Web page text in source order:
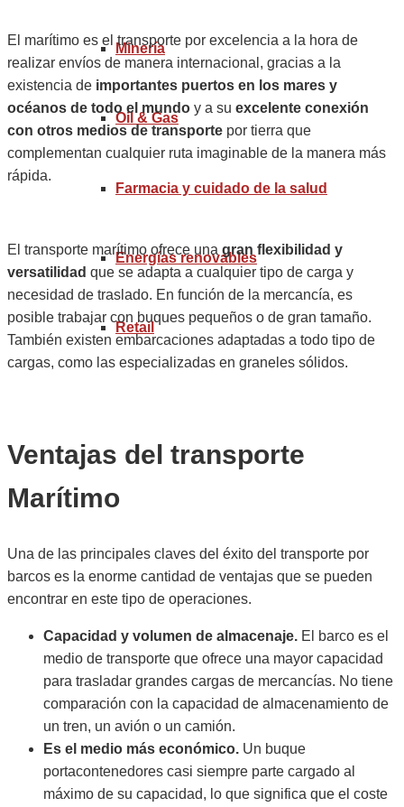
Minería
Oil & Gas
Farmacia y cuidado de la salud
Energías renovables
Retail
El marítimo es el transporte por excelencia a la hora de
realizar envíos de manera internacional, gracias a la
existencia de importantes puertos en los mares y
océanos de todo el mundo y a su excelente conexión
con otros medios de transporte por tierra que
complementan cualquier ruta imaginable de la manera más
rápida.
El transporte marítimo ofrece una gran flexibilidad y
versatilidad que se adapta a cualquier tipo de carga y
necesidad de traslado. En función de la mercancía, es
posible trabajar con buques pequeños o de gran tamaño.
También existen embarcaciones adaptadas a todo tipo de
cargas, como las especializadas en graneles sólidos.
Ventajas del transporte
Marítimo​
Una de las principales claves del éxito del transporte por
barcos es la enorme cantidad de ventajas que se pueden
encontrar en este tipo de operaciones.
Capacidad y volumen de almacenaje. El barco es el
medio de transporte que ofrece una mayor capacidad
para trasladar grandes cargas de mercancías. No tiene
comparación con la capacidad de almacenamiento de
un tren, un avión o un camión.
Es el medio más económico. Un buque
portacontenedores casi siempre parte cargado al
máximo de su capacidad, lo que significa que el coste